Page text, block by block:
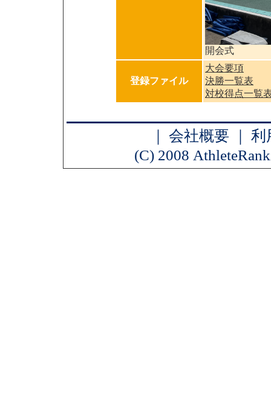
開会式
登録ファイル
大会要項
決勝一覧表
対校得点一覧
会社概要
利
(C) 2008